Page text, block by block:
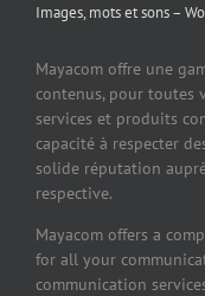
Images, mots et sons –
Mayacom offre une
contenus, pour toutes
services et produits
capacité à respecter
solide réputation
respective.
Mayacom offers a
for all your
communication